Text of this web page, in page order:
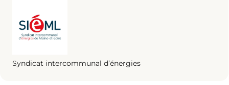
Syndicat intercommunal d’énergies